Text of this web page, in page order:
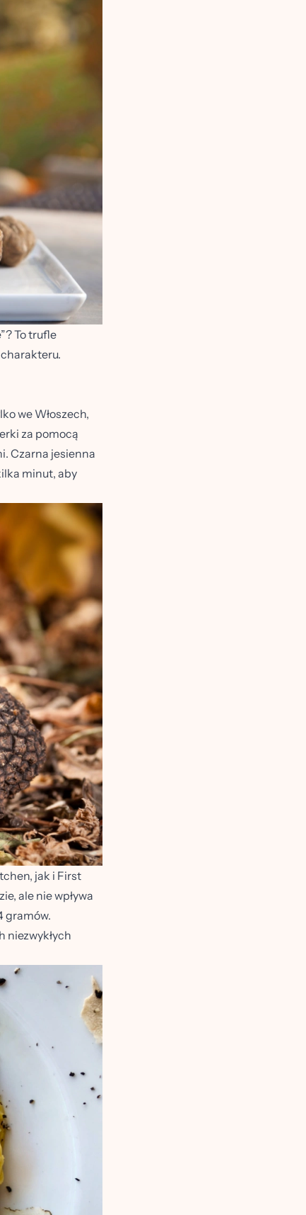
To trufle
we Włoszech,
za pomocą
Czarna jesienna
minut, aby
jak i First
ale nie wpływa
gramów.
niezwykłych